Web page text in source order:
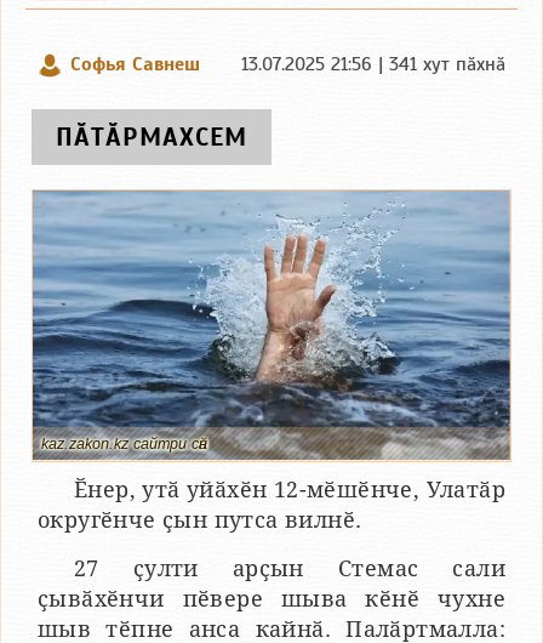
Софья Савнеш 13.07.2025 21:56 | 341 хут пӑхнӑ
ПӐТӐРМАХСЕМ
kaz.zakon.kz сайтри сӑн
Ӗнер, утӑ уйӑхӗн 12-мӗшӗнче, Улатӑр
округӗнче ҫын путса вилнӗ.
27 ҫулти арҫын Стемас сали
ҫывӑхӗнчи пӗвере шыва кӗнӗ чухне
шыв тӗпне анса кайнӑ. Палӑртмалла: